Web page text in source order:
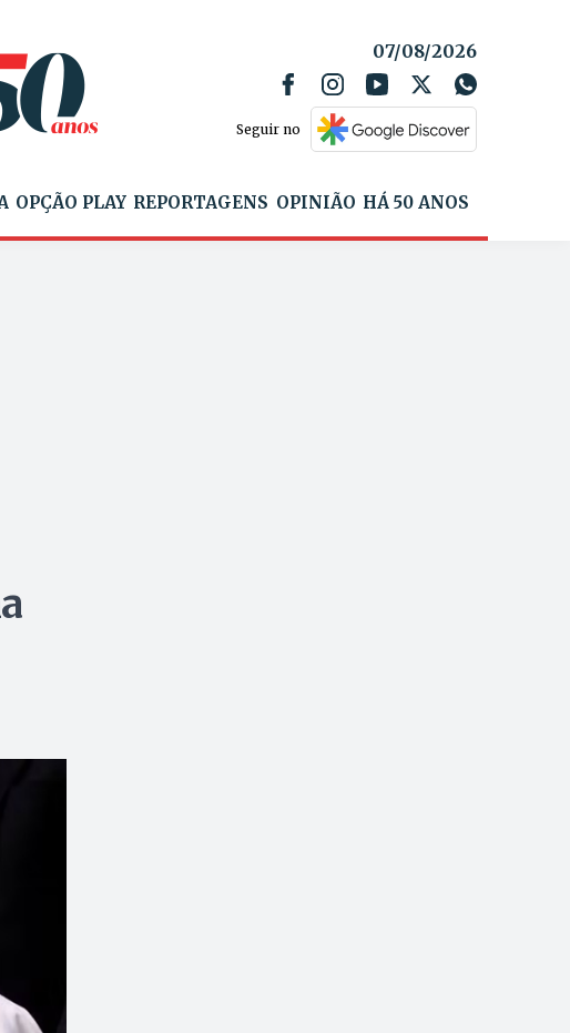
07/08/2026
Seguir no
OPÇÃO PLAY REPORTAGENS OPINIÃO HÁ 50 ANOS